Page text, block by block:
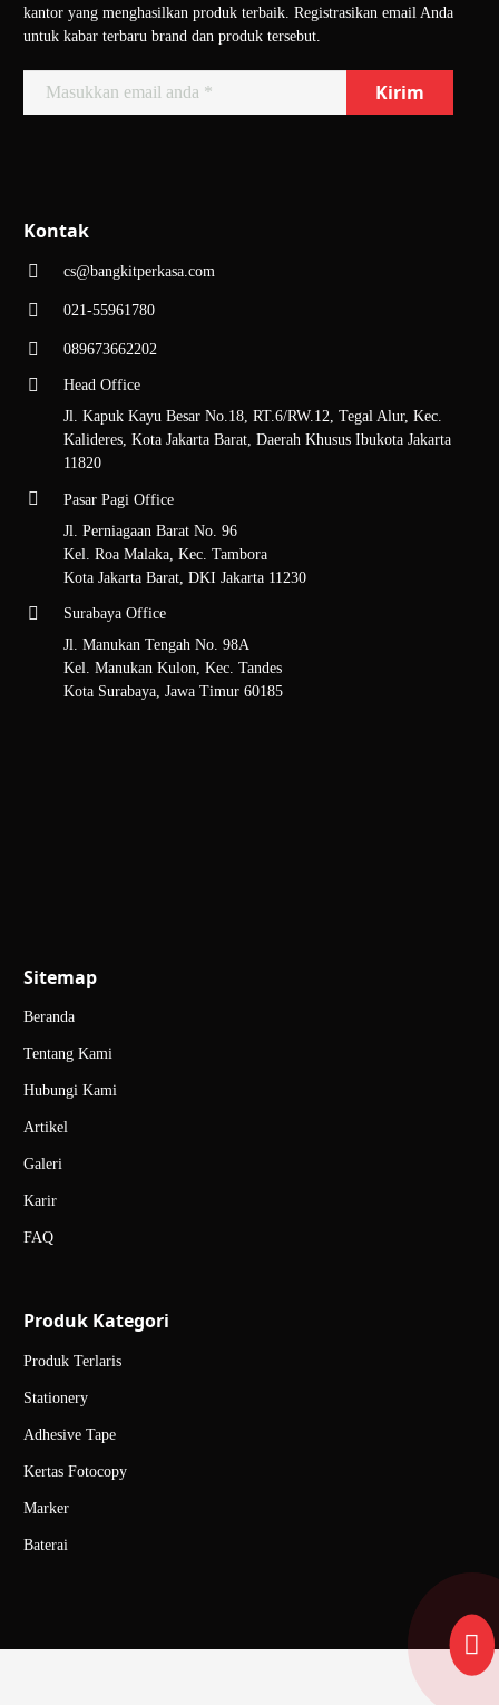
kantor yang menghasilkan produk terbaik. Registrasikan email Anda
untuk kabar terbaru brand dan produk tersebut.
Kontak
cs@bangkitperkasa.com
021-55961780
089673662202
Head Office
Jl. Kapuk Kayu Besar No.18, RT.6/RW.12, Tegal Alur, Kec.
Kalideres, Kota Jakarta Barat, Daerah Khusus Ibukota Jakarta
11820
Pasar Pagi Office
Jl. Perniagaan Barat No. 96
Kel. Roa Malaka, Kec. Tambora
Kota Jakarta Barat, DKI Jakarta 11230
Surabaya Office
Jl. Manukan Tengah No. 98A
Kel. Manukan Kulon, Kec. Tandes
Kota Surabaya, Jawa Timur 60185
Sitemap
Beranda
Tentang Kami
Hubungi Kami
Artikel
Galeri
Karir
FAQ
Produk Kategori
Produk Terlaris
Stationery
Adhesive Tape
Kertas Fotocopy
Marker
Baterai